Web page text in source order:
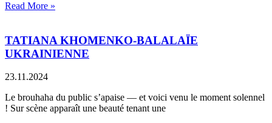
Read More »
TATIANA KHOMENKO-BALALAÏE
UKRAINIENNE
23.11.2024
Le brouhaha du public s’apaise — et voici venu le moment solennel
! Sur scène apparaît une beauté tenant une